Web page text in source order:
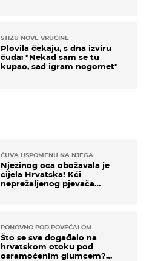
STIŽU NOVE VRUĆINE
Plovila čekaju, s dna izviru
čuda: "Nekad sam se tu
kupao, sad igram nogomet"
ČUVA USPOMENU NA NJEGA
Njezinog oca obožavala je
cijela Hrvatska! Kći
neprežaljenog pjevača
PONOVNO POD POVEĆALOM
Što se sve događalo na
hrvatskom otoku pod
osramoćenim glumcem?